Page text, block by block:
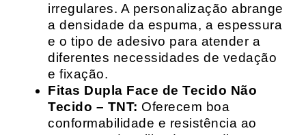
irregulares. A personalização abrange
a densidade da espuma, a espessura
e o tipo de adesivo para atender a
diferentes necessidades de vedação
e fixação.
Fitas Dupla Face de Tecido Não
Tecido – TNT: Oferecem boa
conformabilidade e resistência ao